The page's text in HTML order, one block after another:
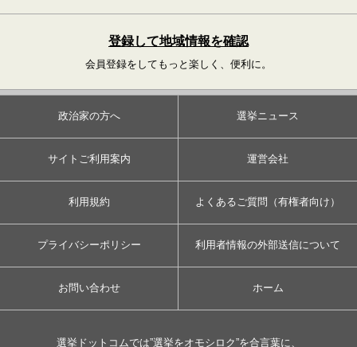
登録して地域情報を確認
会員登録をしてもっと楽しく、便利に。
政治家の方へ 選挙ニュース
サイトご利用案内 運営会社
利用規約 よくあるご質問（有権者向け）
プライバシーポリシー 利用者情報の外部送信について
お問い合わせ ホーム
選挙ドットコムでは”選挙をオモシロク”を合言葉に、